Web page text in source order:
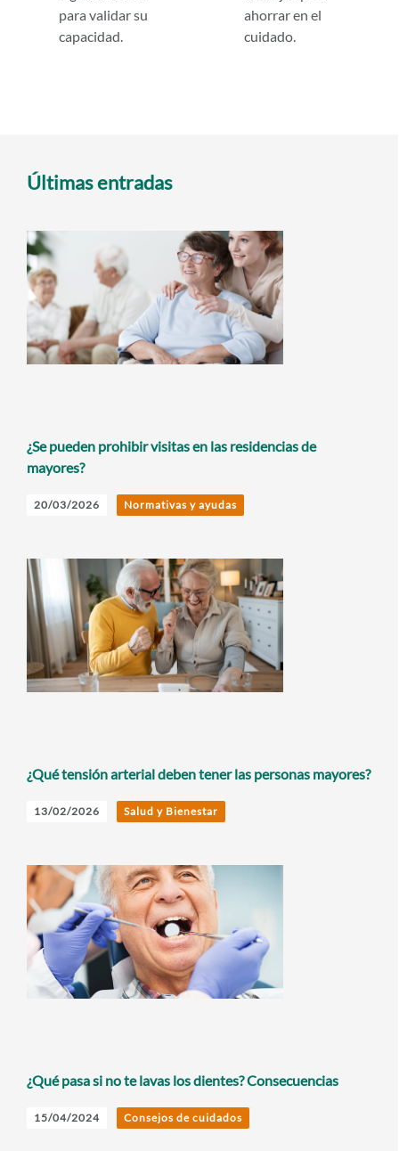
para validar su
capacidad.
ahorrar en el
cuidado.
Últimas entradas
¿Se pueden prohibir visitas en las residencias de
mayores?
20/03/2026 Normativas y ayudas
¿Qué tensión arterial deben tener las personas mayores?
13/02/2026 Salud y Bienestar
¿Qué pasa si no te lavas los dientes? Consecuencias
15/04/2024 Consejos de cuidados